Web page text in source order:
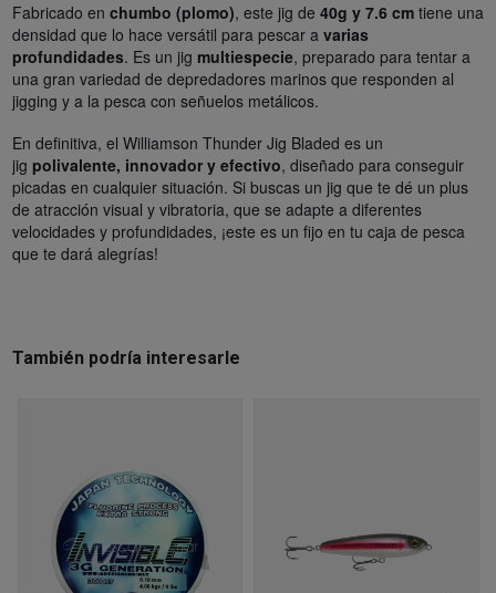
Fabricado en chumbo (plomo), este jig de 40g y 7.6 cm tiene una
densidad que lo hace versátil para pescar a varias
profundidades. Es un jig multiespecie, preparado para tentar a
una gran variedad de depredadores marinos que responden al
jigging y a la pesca con señuelos metálicos.
En definitiva, el Williamson Thunder Jig Bladed es un
jig polivalente, innovador y efectivo, diseñado para conseguir
picadas en cualquier situación. Si buscas un jig que te dé un plus
de atracción visual y vibratoria, que se adapte a diferentes
velocidades y profundidades, ¡este es un fijo en tu caja de pesca
que te dará alegrías!
También podría interesarle